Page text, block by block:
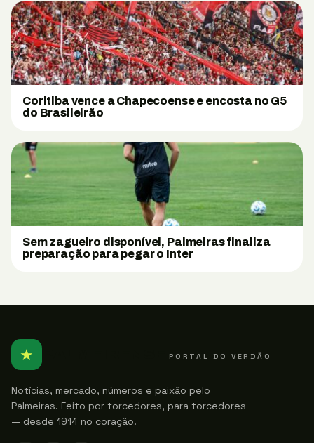
Coritiba vence a Chapecoense e encosta no G5
do Brasileirão
Sem zagueiro disponível, Palmeiras finaliza
preparação para pegar o Inter
★ PORTAL DO VERDÃO
Notícias, mercado, números e paixão pelo
Palmeiras. Feito por torcedores, para torcedores
— desde 1914 no coração.